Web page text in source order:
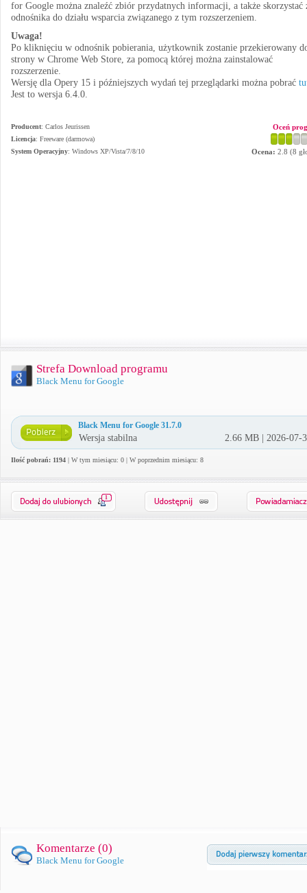
for Google można znaleźć zbiór przydatnych informacji, a także skorzystać
odnośnika do działu wsparcia związanego z tym rozszerzeniem.
Uwaga!
Po kliknięciu w odnośnik pobierania, użytkownik zostanie przekierowany
strony w Chrome Web Store, za pomocą której można zainstalować
rozszerzenie.
Wersję dla Opery 15 i późniejszych wydań tej przeglądarki można pobrać
Jest to wersja 6.4.0.
Producent: Carlos Jeurissen
Licencja: Freeware (darmowa)
System Operacyjny: Windows XP/Vista/7/8/10
Oceń
Ocena: 2.8 (8
Strefa Download programu
Black Menu for Google
Black Menu for Google 31.7.0
Wersja stabilna 2.66 MB | 2026-07-
Ilość pobrań: 1194 | W tym miesiącu: 0 | W poprzednim miesiącu: 8
1
Komentarze (0)
Black Menu for Google